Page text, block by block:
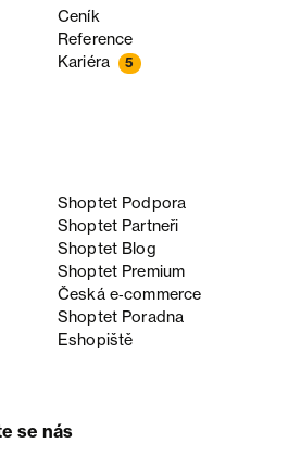
Ceník
Reference
Kariéra 5
Shoptet Podpora
Shoptet Partneři
Shoptet Blog
Shoptet Premium
Česká e‑commerce
Shoptet Poradna
Eshopiště
se nás